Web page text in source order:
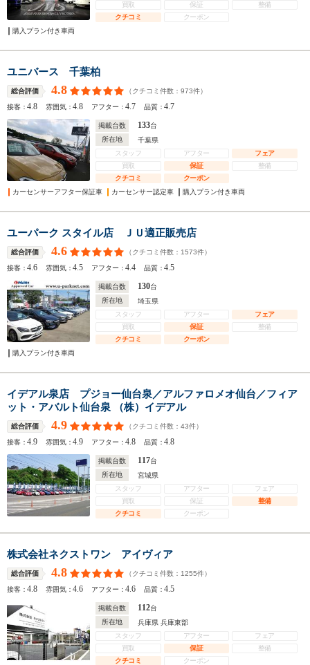
買取
保証
整備
クチコミ
クーポン
購入プラン付き車両
ユニバース 千葉柏
総合評価 4.8 （クチコミ件数： 973件）
接客：4.8 雰囲気：4.8 アフター：4.7 品質：4.7
掲載台数 133台
所在地
千葉県
スタッフ
アフター
フェア
買取
保証
整備
クチコミ
クーポン
カーセンサーアフター保証車
カーセンサー認定車 購入プラン付き車両
ユーパーク スタイル店 ＪＵ適正販売店
総合評価 4.6 （クチコミ件数： 1573件）
接客：4.6 雰囲気：4.5 アフター：4.4 品質：4.5
掲載台数 130台
所在地
埼玉県
スタッフ
アフター
フェア
買取
保証
整備
クチコミ
クーポン
購入プラン付き車両
イデアル泉店 プジョー仙台泉／アルファロメオ仙台／フィア
ット・アバルト仙台泉 （株）イデアル
総合評価 4.9 （クチコミ件数： 43件）
接客：4.9 雰囲気：4.9 アフター：4.8 品質：4.8
掲載台数 117台
所在地
宮城県
スタッフ
アフター
フェア
買取
保証
整備
クチコミ
クーポン
株式会社ネクストワン アイヴィア
総合評価 4.8 （クチコミ件数： 1255件）
接客：4.8 雰囲気：4.6 アフター：4.6 品質：4.5
掲載台数 112台
所在地
兵庫県 兵庫東部
スタッフ
アフター
フェア
買取
保証
整備
クチコミ
クーポン